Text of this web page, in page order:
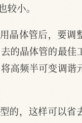
小。
晶体管后，要调
的晶体管的最佳
高频半可变调谐
的，这样可以省